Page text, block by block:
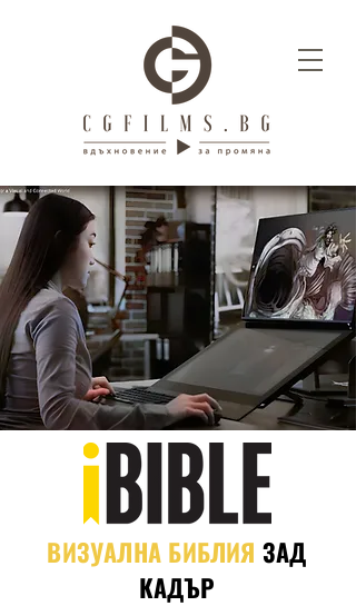
ВИЗУАЛНА БИБЛИЯ ЗАД
КАДЪР